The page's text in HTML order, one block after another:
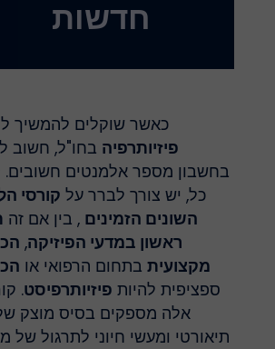
חדשות
כאשר שוקלים להמשיך
פיזיותרפיהבחו"ל, חשוב
בחשבון מספר אלמנטים חשובים.
כל, יש צורך לברר עלקורסי
השונים הזמינים, בין אם זה
ראשון במדעי הפיזיקה,
מקצועיתבתחום הרפואי או
ספציפית להיותפיזיותרפיסט.
אלה מספקים בסיס מוצק של
תיאורטי ומעשי חיוני לתרגול של